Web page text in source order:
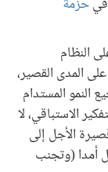
حزمة
النظام
المدى القصير،
المستدام
الاستباقي، لا
الأجل إلى
أمدا (وتجنب